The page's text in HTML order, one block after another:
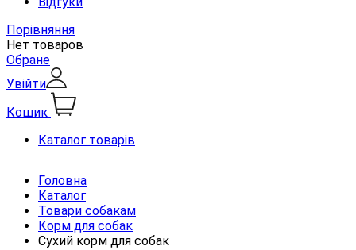
Порівняння
Нет товаров
Обране
Увійти
Кошик
Каталог товарів
Головна
Каталог
Товари собакам
Корм для собак
Сухий корм для собак